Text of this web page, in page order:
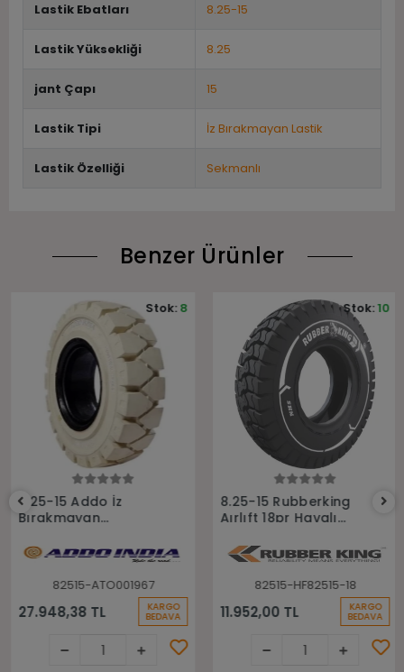
Lastik Ebatları 8.25-15
Lastik Yüksekliği 8.25
jant Çapı 15
Lastik Tipi İz Bırakmayan Lastik
Lastik Özelliği Sekmanlı
Benzer Ürünler
8.25-15 Addo İz
Bırakmayan
Forklift Lastiği
82515-ATO001967
27.948,38 TL KARGO
BEDAVA
Stok:8
8.25-15 Rubberking
Aırlıft 18pr Havalı
82515-HF82515-18
11.952,00 TL KARGO
BEDAVA
Stok:10